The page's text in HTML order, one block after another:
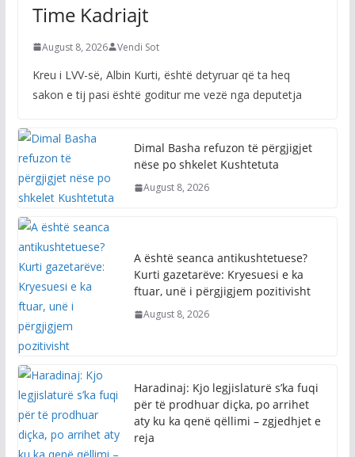
Time Kadriajt
August 8, 2026 Vendi Sot
Kreu i LVV-së, Albin Kurti, është detyruar që ta heq
sakon e tij pasi është goditur me vezë nga deputetja
Dimal Basha refuzon të përgjigjet
nëse po shkelet Kushtetuta
August 8, 2026
A është seanca antikushtetuese?
Kurti gazetarëve: Kryesuesi e ka
ftuar, unë i përgjigjem pozitivisht
August 8, 2026
Haradinaj: Kjo legjislaturë s’ka fuqi
për të prodhuar diçka, po arrihet
aty ku ka qenë qëllimi – zgjedhjet e
reja